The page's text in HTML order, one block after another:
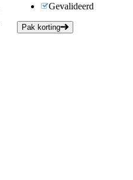
Gevalideerd
Pak korting